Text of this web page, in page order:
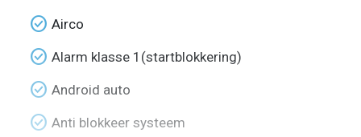
check_circle Airco
check_circle Alarm klasse 1(startblokkering)
check_circle Android auto
check_circle Anti blokkeer systeem